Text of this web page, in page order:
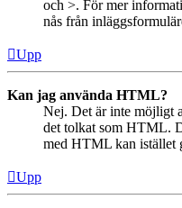
och >. För mer
nås från
Upp
Kan jag använda HTML?
Nej. Det är inte möjligt
det tolkat som HTML.
med HTML kan istället
Upp